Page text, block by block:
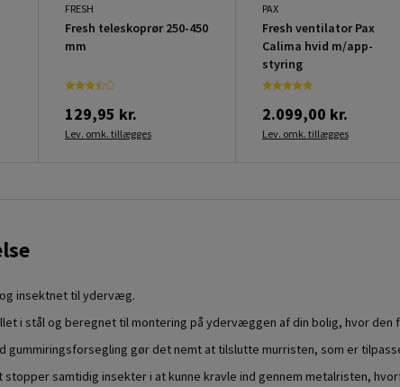
FRESH
Fresh teleskoprør 250-450
mm
129,95 kr.
Lev. omk. tillægges
PAX
Fresh ventilator Pax
Calima hvid m/app-
styring
2.099,00 kr.
Lev. omk. tillægges
insektnet til ydervæg.
i stål og beregnet til montering på ydervæggen af din bolig, hvor
gummiringsforsegling gør det nemt at tilslutte murristen, som er
samtidig insekter i at kunne kravle ind gennem metalristen,